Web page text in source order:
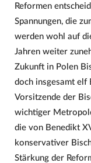
Reformen
Spannungen, die
werden wohl auf
Jahren weiter
Zukunft in Polen
doch insgesamt elf
Vorsitzende der
wichtiger
die von Benedikt
konservativer
Stärkung der